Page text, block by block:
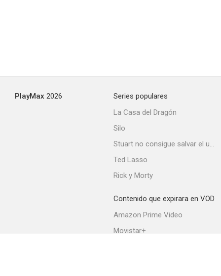
PlayMax 2026
Series populares
La Casa del Dragón
Silo
Stuart no consigue salvar el universo
Ted Lasso
Rick y Morty
Contenido que expirara en VOD
Amazon Prime Video
Movistar+